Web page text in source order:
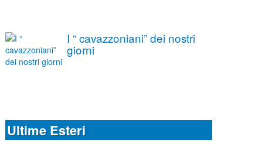
I “ cavazzoniani” dei nostri
giorni
Ultime Esteri